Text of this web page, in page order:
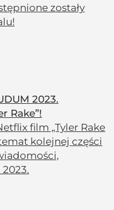
zostały
2023.
Rake”!
film „Tyler Rake
kolejnej części